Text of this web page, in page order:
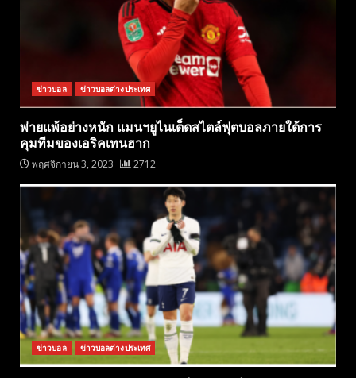
ข่าวบอล ข่าวบอลต่างประเทศ
พ่ายแพ้อย่างหนัก แมนฯยูไนเต็ดสไตล์ฟุตบอลภายใต้การ
คุมทีมของเอริคเทนฮาก
พฤศจิกายน 3, 2023 2712
ข่าวบอล ข่าวบอลต่างประเทศ